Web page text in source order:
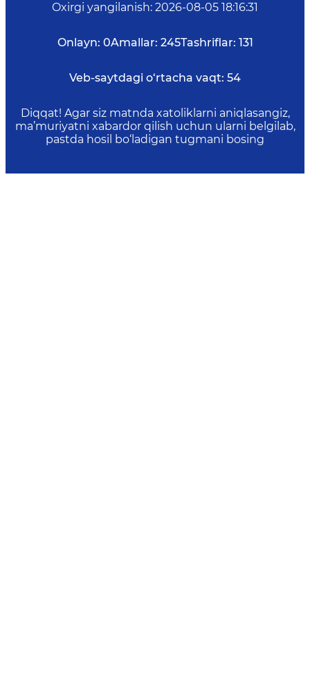
Oxirgi yangilanish: 2026-08-05 18:16:31
Onlayn: 0Amallar: 245Tashriflar: 131
Veb-saytdagi o‘rtacha vaqt: 54
Diqqat! Agar siz matnda xatoliklarni aniqlasangiz,
ma’muriyatni xabardor qilish uchun ularni belgilab,
pastda hosil bo‘ladigan tugmani bosing